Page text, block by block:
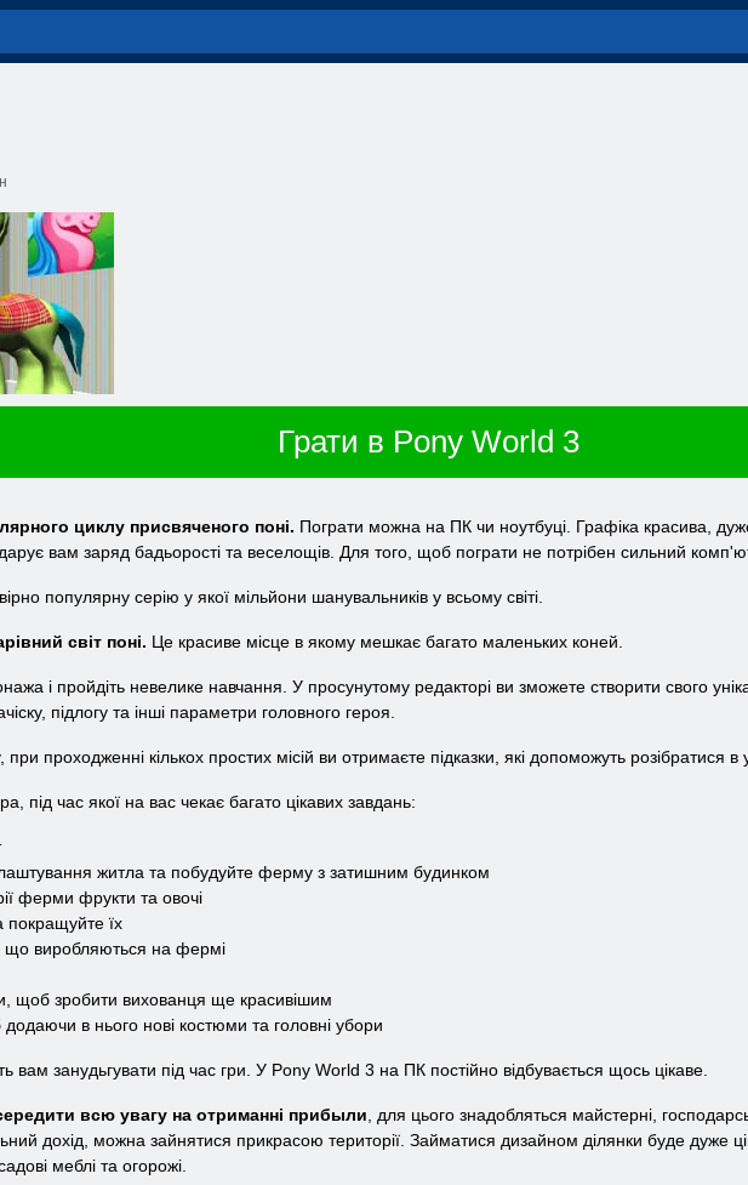
Грати в Pony World 3
циклу присвяченого поні. Пограти можна на ПК чи ноутбуці. Графіка красива,
вам заряд бадьорості та веселощів. Для того, щоб пограти не потрібен сильний
популярну серію у якої мільйони шанувальників у всьому світі.
світ поні. Це красиве місце в якому мешкає багато маленьких коней.
і пройдіть невелике навчання. У просунутому редакторі ви зможете створити свого
підлогу та інші параметри головного героя.
проходженні кількох простих місій ви отримаєте підказки, які допоможуть розібратися в
під час якої на вас чекає багато цікавих завдань:
житла та побудуйте ферму з затишним будинком
ферми фрукти та овочі
покращуйте їх
що виробляються на фермі
щоб зробити вихованця ще красивішим
в нього нові костюми та головні убори
занудьгувати під час гри. У Pony World 3 на ПК постійно відбувається щось цікаве.
всю увагу на отриманні прибыли , для цього знадобляться майстерні,
дохід, можна зайнятися прикрасою території. Займатися дизайном ділянки буде дуже
меблі та огорожі.